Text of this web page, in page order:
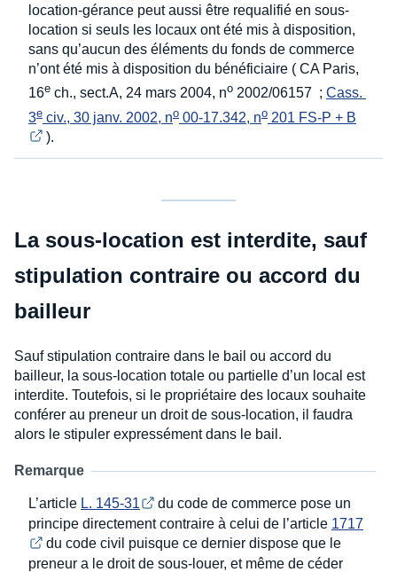
location-gérance peut aussi être requalifié en sous-
location si seuls les locaux ont été mis à disposition,
sans qu’aucun des éléments du fonds de commerce
n’ont été mis à disposition du bénéficiaire ( CA Paris,
16e ch., sect.A, 24 mars 2004, no 2002/06157 ; Cass.
3e civ., 30 janv. 2002, no 00-17.342, no 201 FS-P + B
).
La sous-location est interdite, sauf
stipulation contraire ou accord du
bailleur
Sauf stipulation contraire dans le bail ou accord du
bailleur, la sous-location totale ou partielle d’un local est
interdite. Toutefois, si le propriétaire des locaux souhaite
conférer au preneur un droit de sous-location, il faudra
alors le stipuler expressément dans le bail.
Remarque
L’article L. 145-31
du code de commerce pose un
principe directement contraire à celui de l’article 1717
du code civil puisque ce dernier dispose que le
preneur a le droit de sous-louer, et même de céder